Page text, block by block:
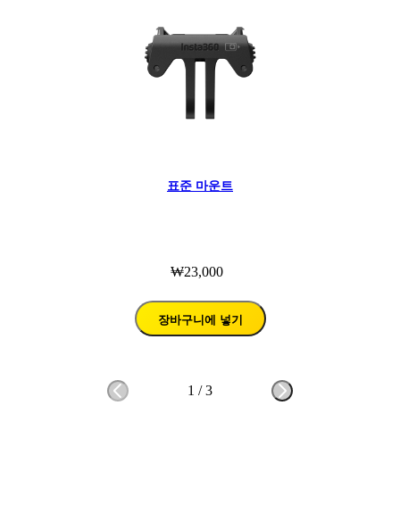
표준 마운트
₩23,000
장바구니에 넣기
1 /3